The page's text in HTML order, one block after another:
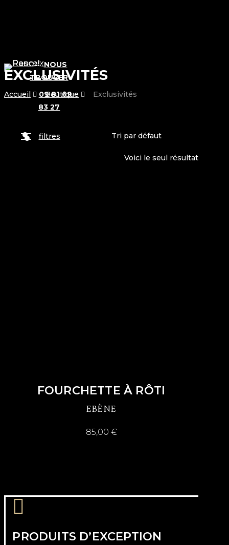
NOUS
TROUVER
09 81 69
83 27
EXCLUSIVITÉS
Accueil Boutique Exclusivités
filtres
Voici le seul résultat
DÉCOUVRIR
FOURCHETTE À RÔTI
EBÈNE
85,00 €
PRODUITS D’EXCEPTION